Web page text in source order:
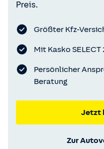
Preis.
Größter Kfz-
Mit Kasko SELECT
Persönlicher
Beratung
Jetzt
Zur